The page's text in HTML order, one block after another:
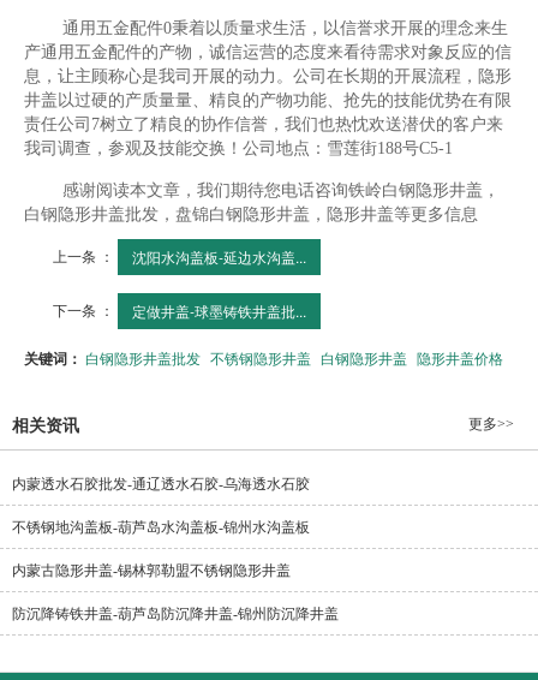
通用五金配件0秉着以质量求生活，以信誉求开展的理念来生
产通用五金配件的产物，诚信运营的态度来看待需求对象反应的信
息，让主顾称心是我司开展的动力。公司在长期的开展流程，隐形
井盖以过硬的产质量量、精良的产物功能、抢先的技能优势在有限
责任公司7树立了精良的协作信誉，我们也热忱欢送潜伏的客户来
我司调查，参观及技能交换！公司地点：雪莲街188号C5-1
感谢阅读本文章，我们期待您电话咨询铁岭白钢隐形井盖，
白钢隐形井盖批发，盘锦白钢隐形井盖，隐形井盖等更多信息
上一条 ： 沈阳水沟盖板-延边水沟盖...
下一条 ： 定做井盖-球墨铸铁井盖批...
关键词： 白钢隐形井盖批发 不锈钢隐形井盖 白钢隐形井盖 隐形井盖价格
相关资讯 更多>>
内蒙透水石胶批发-通辽透水石胶-乌海透水石胶
不锈钢地沟盖板-葫芦岛水沟盖板-锦州水沟盖板
内蒙古隐形井盖-锡林郭勒盟不锈钢隐形井盖
防沉降铸铁井盖-葫芦岛防沉降井盖-锦州防沉降井盖